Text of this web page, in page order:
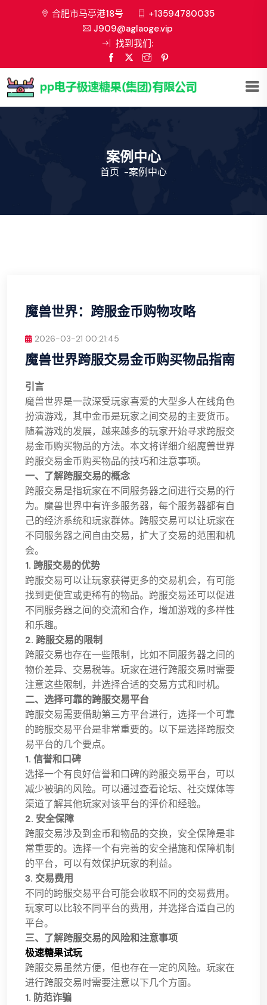
合肥市马亭港18号
+13594780035
J909@aglaoge.vip
找到我们:
案例中心
首页 -案例中心
魔兽世界：跨服金币购物攻略
2026-03-21 00:21:45
魔兽世界跨服交易金币购买物品指南
引言
魔兽世界是一款深受玩家喜爱的大型多人在线角色
扮演游戏，其中金币是玩家之间交易的主要货币。
随着游戏的发展，越来越多的玩家开始寻求跨服交
易金币购买物品的方法。本文将详细介绍魔兽世界
跨服交易金币购买物品的技巧和注意事项。
一、了解跨服交易的概念
跨服交易是指玩家在不同服务器之间进行交易的行
为。魔兽世界中有许多服务器，每个服务器都有自
己的经济系统和玩家群体。跨服交易可以让玩家在
不同服务器之间自由交易，扩大了交易的范围和机
会。
1. 跨服交易的优势
跨服交易可以让玩家获得更多的交易机会，有可能
找到更便宜或更稀有的物品。跨服交易还可以促进
不同服务器之间的交流和合作，增加游戏的多样性
和乐趣。
2. 跨服交易的限制
跨服交易也存在一些限制，比如不同服务器之间的
物价差异、交易税等。玩家在进行跨服交易时需要
注意这些限制，并选择合适的交易方式和时机。
二、选择可靠的跨服交易平台
跨服交易需要借助第三方平台进行，选择一个可靠
的跨服交易平台是非常重要的。以下是选择跨服交
易平台的几个要点。
1. 信誉和口碑
选择一个有良好信誉和口碑的跨服交易平台，可以
减少被骗的风险。可以通过查看论坛、社交媒体等
渠道了解其他玩家对该平台的评价和经验。
2. 安全保障
跨服交易涉及到金币和物品的交换，安全保障是非
常重要的。选择一个有完善的安全措施和保障机制
的平台，可以有效保护玩家的利益。
3. 交易费用
不同的跨服交易平台可能会收取不同的交易费用。
玩家可以比较不同平台的费用，并选择合适自己的
平台。
三、了解跨服交易的风险和注意事项
极速糖果试玩
跨服交易虽然方便，但也存在一定的风险。玩家在
进行跨服交易时需要注意以下几个方面。
1. 防范诈骗